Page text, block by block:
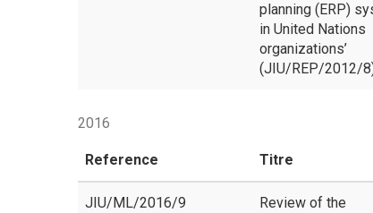
planning (ERP)
in United Nations
organizations’
(JIU/REP/2012/
2016
Reference Titre
JIU/ML/2016/9
Review of the